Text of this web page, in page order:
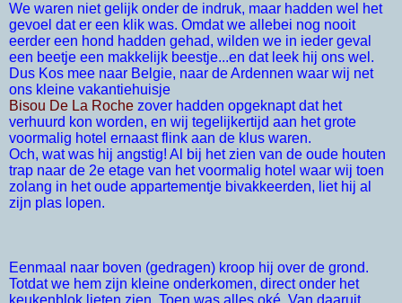
We waren niet gelijk onder de indruk, maar hadden wel het
gevoel dat er een klik was. Omdat we allebei nog nooit
eerder een hond hadden gehad, wilden we in ieder geval
een beetje een makkelijk beestje...en dat leek hij ons wel.
Dus Kos mee naar Belgie, naar de Ardennen waar wij net
ons kleine vakantiehuisje
Bisou De La Roche zover hadden opgeknapt dat het
verhuurd kon worden, en wij tegelijkertijd aan het grote
voormalig hotel ernaast flink aan de klus waren.
Och, wat was hij angstig! Al bij het zien van de oude houten
trap naar de 2e etage van het voormalig hotel waar wij toen
zolang in het oude appartementje bivakkeerden, liet hij al
zijn plas lopen.
Eenmaal naar boven (gedragen) kroop hij over de grond.
Totdat we hem zijn kleine onderkomen, direct onder het